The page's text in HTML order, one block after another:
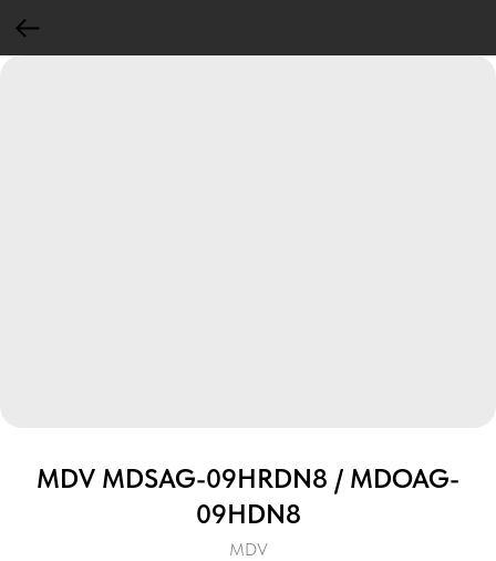
MDV MDSAG-09HRDN8 / MDOAG-
09HDN8
MDV